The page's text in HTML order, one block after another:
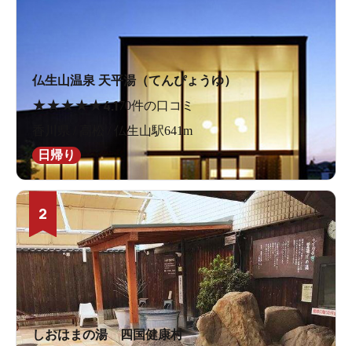
仏生山温泉 天平湯（てんぴょうゆ）
★★★★★4.170件の口コミ
香川県 / 高松 / 仏生山駅641m
日帰り
2
しおはまの湯 四国健康村